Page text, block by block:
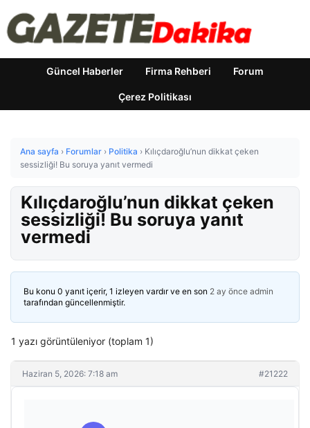
Güncel Haberler Firma Rehberi Forum
Çerez Politikası
Ana sayfa › Forumlar › Politika › Kılıçdaroğlu’nun dikkat çeken
sessizliği! Bu soruya yanıt vermedi
Kılıçdaroğlu’nun dikkat çeken
sessizliği! Bu soruya yanıt
vermedi
Bu konu 0 yanıt içerir, 1 izleyen vardır ve en son 2 ay önce admin
tarafından güncellenmiştir.
1 yazı görüntüleniyor (toplam 1)
Haziran 5, 2026: 7:18 am #21222